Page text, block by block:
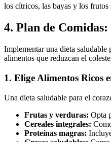
los cítricos, las bayas y los
4. Plan de
Implementar una dieta saludable
alimentos que reduzcan el
1. Elige Alimentos Ricos
Una dieta saludable para el
Frutas y verduras: Opta
Cereales integrales:
Proteínas magras: